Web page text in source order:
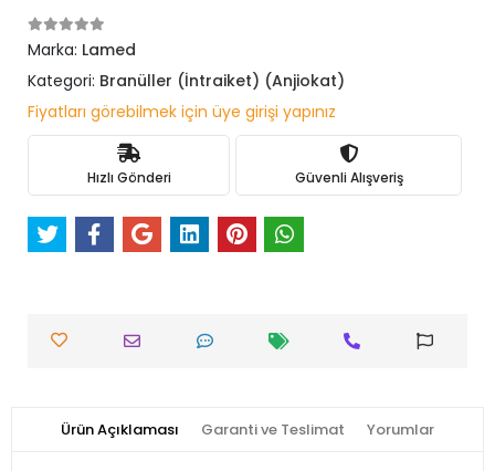
Marka: Lamed
Kategori: Branüller (İntraiket) (Anjiokat)
Fiyatları görebilmek için üye girişi yapınız
Hızlı Gönderi Güvenli Alışveriş
Ürün Açıklaması Garanti ve Teslimat Yorumlar